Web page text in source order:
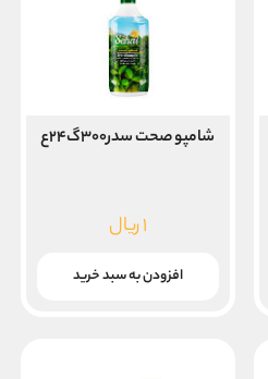
شامپو صحت سدر۳۰۰گ۲۴ع
۱ریال
افزودن به سبد خرید